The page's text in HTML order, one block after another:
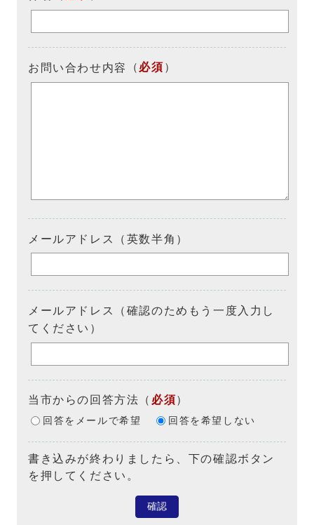
お問い合わせ内容 （ 必須 ）
メールアドレス（英数半角）
メールアドレス（確認のためもう一度入力し
てください）
当市からの回答方法 （ 必須）
回答をメールで希望 回答を希望しない
書き込みが終わりましたら、下の確認ボタン
を押してください。
確認